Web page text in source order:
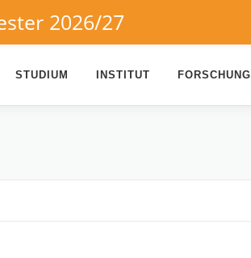
STUDIUM INSTITUT FORSCHUNG
2026/27